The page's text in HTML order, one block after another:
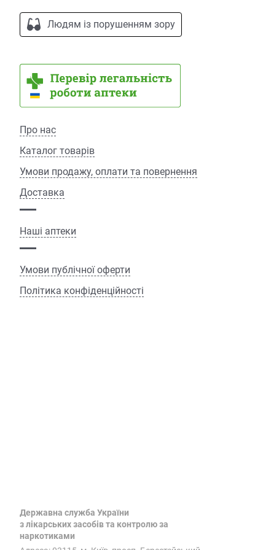
Людям із порушенням зору
Про нас
Каталог товарів
Умови продажу, оплати та повернення
Доставка
Наші аптеки
Умови публічної оферти
Політика конфіденційності
Державна служба України
з лікарських засобів та контролю за
наркотиками